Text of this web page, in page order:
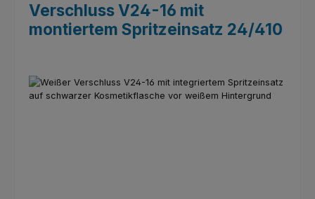
Verschluss V24-16 mit
montiertem Spritzeinsatz 24/410
Bildergalerie überspringen